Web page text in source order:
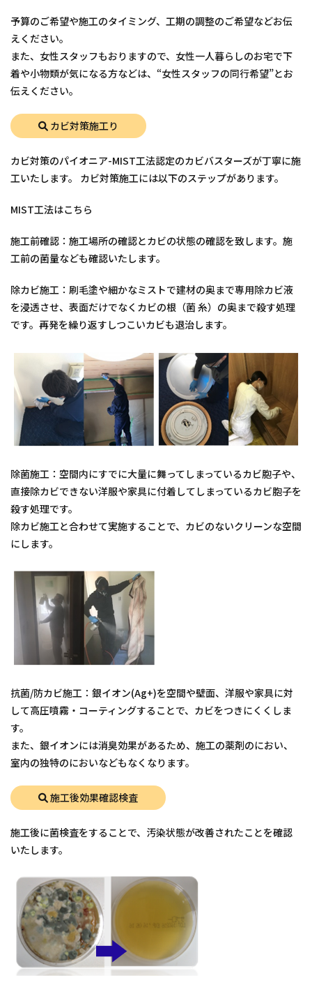
予算のご希望や施工のタイミング、工期の調整のご希望などお伝
えください。
また、女性スタッフもおりますので、女性一人暮らしのお宅で下
着や小物類が気になる方などは、“女性スタッフの同行希望”とお
伝えください。
カビ対策施工り
カビ対策のパイオニア-MIST工法認定のカビバスターズが丁寧に施
工いたします。 カビ対策施工には以下のステップがあります。
MIST工法はこちら
施工前確認：施工場所の確認とカビの状態の確認を致します。施
工前の菌量なども確認いたします。
除カビ施工：刷毛塗や細かなミストで建材の奥まで専用除カビ液
を浸透させ、表面だけでなくカビの根（菌 糸）の奥まで殺す処理
です。再発を繰り返すしつこいカビも退治します。
除菌施工：空間内にすでに大量に舞ってしまっているカビ胞子や、
直接除カビできない洋服や家具に付着してしまっているカビ胞子を
殺す処理です。
除カビ施工と合わせて実施することで、カビのないクリーンな空間
にします。
抗菌/防カビ施工：銀イオン(Ag+)を空間や壁面、洋服や家具に対
して高圧噴霧・コーティングすることで、カビをつきにくくしま
す。
また、銀イオンには消臭効果があるため、施工の薬剤のにおい、
室内の独特のにおいなどもなくなります。
施工後効果確認検査
施工後に菌検査をすることで、汚染状態が改善されたことを確認
いたします。